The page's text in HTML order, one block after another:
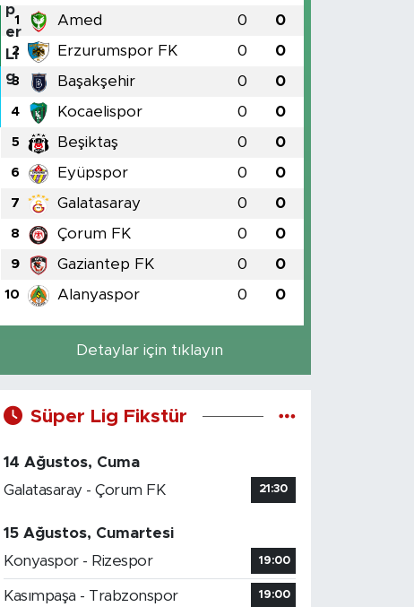
1 Amed 0 0
2 Erzurumspor FK 0 0
3 Başakşehir 0 0
4 Kocaelispor 0 0
5 Beşiktaş 0 0
6 Eyüpspor 0 0
7 Galatasaray 0 0
8 Çorum FK 0 0
9 Gaziantep FK 0 0
10 Alanyaspor 0 0
Detaylar için tıklayın
Süper Lig Fikstür
14 Ağustos, Cuma
Galatasaray - Çorum FK
21:30
15 Ağustos, Cumartesi
Konyaspor - Rizespor
19:00
Kasımpaşa - Trabzonspor 19:00